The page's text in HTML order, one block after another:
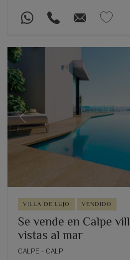
Previous
VILLA DE LUJO VENDIDO
Se vende en Calpe
vistas al mar
CALPE - CALP